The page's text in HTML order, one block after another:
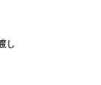
し